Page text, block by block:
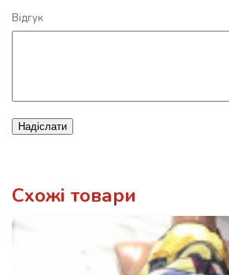
Відгук
Надіслати
Схожі товари